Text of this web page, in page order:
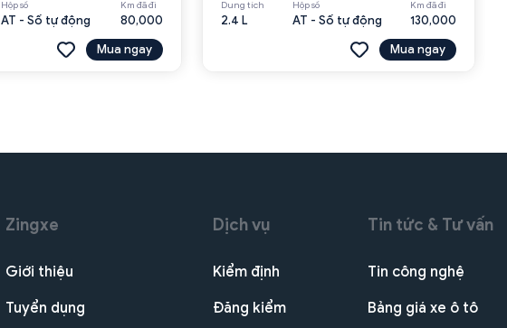
Hộp số
AT - Số tự động
Km đã đi
80,000
Mua ngay
Dung tích
2.4 L
Hộp số
AT - Số tự động
Km đã đi
130,000
Mua ngay
Zingxe
Giới thiệu
Tuyển dụng
Dịch vụ
Kiểm định
Đăng kiểm
Tin tức & Tư vấn
Tin công nghệ
Bảng giá xe ô tô